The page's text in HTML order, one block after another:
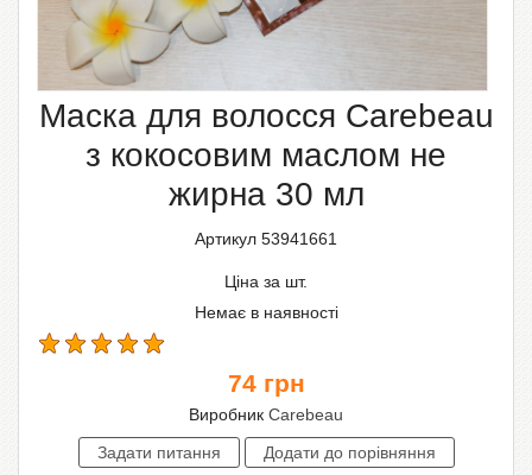
Маска для волосся Carebeau
з кокосовим маслом не
жирна 30 мл
Артикул 53941661
Ціна за шт.
Немає в наявності
74 грн
Виробник Carebeau